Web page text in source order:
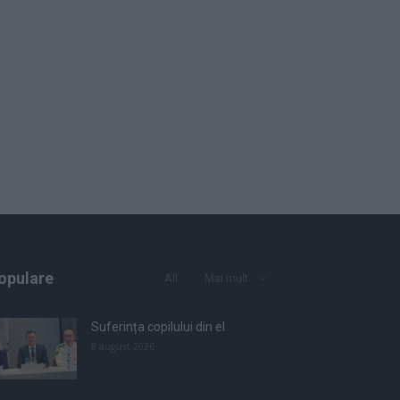
Suferința copilului din el